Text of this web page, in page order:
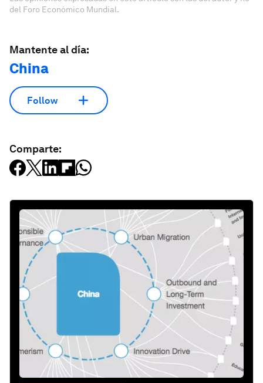
del Foro Económico Mundial.
Mantente al día:
China
Follow
Comparte: